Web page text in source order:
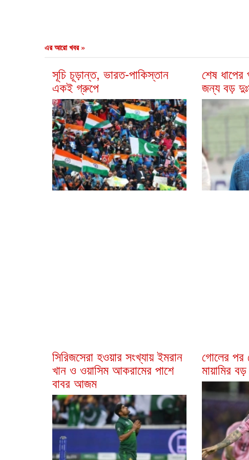
এর আরো খবর »
সূচি চূড়ান্ত, ভারত-পাকিস্তান
একই গ্রুপে
শেষ ধাপের
জন্য বড়
সিরিজসেরা হওয়ার সংখ্যায় ইমরান
খান ও ওয়াসিম আকরামের পাশে
বাবর আজম
গোলের পর
মায়ামির